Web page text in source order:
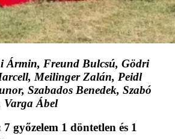
Ármin, Freund Bulcsú, Gödri
Meilinger Zalán, Peidl
Szabados Benedek, Szabó
Varga Ábel
győzelem 1 döntetlen és 1